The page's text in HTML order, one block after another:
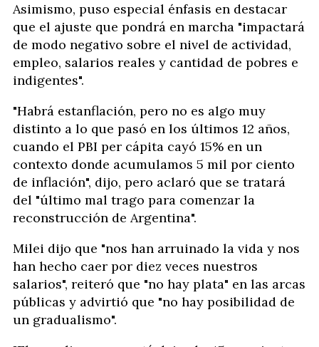
Asimismo, puso especial énfasis en destacar
que el ajuste que pondrá en marcha "impactará
de modo negativo sobre el nivel de actividad,
empleo, salarios reales y cantidad de pobres e
indigentes".
"Habrá estanflación, pero no es algo muy
distinto a lo que pasó en los últimos 12 años,
cuando el PBI per cápita cayó 15% en un
contexto donde acumulamos 5 mil por ciento
de inflación", dijo, pero aclaró que se tratará
del "último mal trago para comenzar la
reconstrucción de Argentina".
Milei dijo que "nos han arruinado la vida y nos
han hecho caer por diez veces nuestros
salarios", reiteró que "no hay plata" en las arcas
públicas y advirtió que "no hay posibilidad de
un gradualismo".